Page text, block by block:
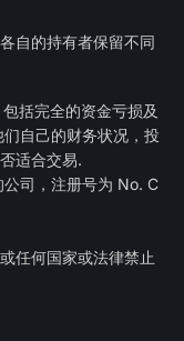
自的持有者保留不同
括完全的资金亏损及
自己的财务状况，投
适合交易.
公司，注册号为 No. C
任何国家或法律禁止